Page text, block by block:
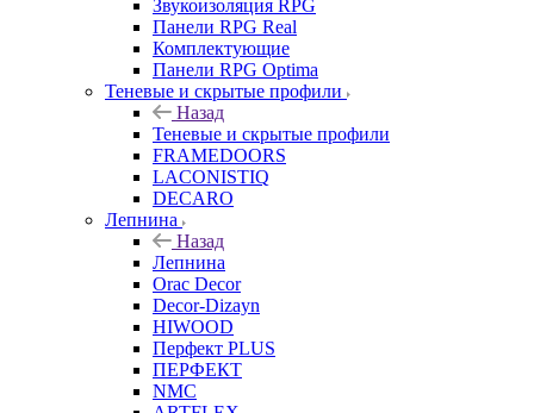
Звукоизоляция RPG
Панели RPG Real
Комплектующие
Панели RPG Optima
Теневые и скрытые профили
Назад
Теневые и скрытые профили
FRAMEDOORS
LACONISTIQ
DECARO
Лепнина
Назад
Лепнина
Orac Decor
Decor-Dizayn
HIWOOD
Перфект PLUS
ПЕРФЕКТ
NMC